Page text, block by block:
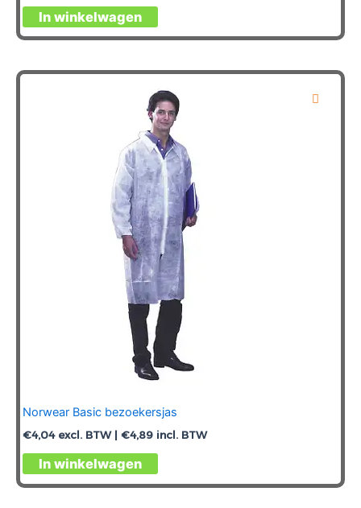
In winkelwagen
Dit
product
meerdere
Deze
optie
kan
gekozen
worden
op
de
productpagina
Norwear Basic bezoekersjas
€4,04excl. BTW | €4,89 incl. BTW
In winkelwagen
Dit
product